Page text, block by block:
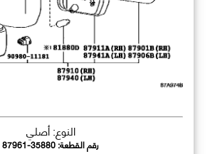
النوع: أصلي
رقم القطعة:87961-35880